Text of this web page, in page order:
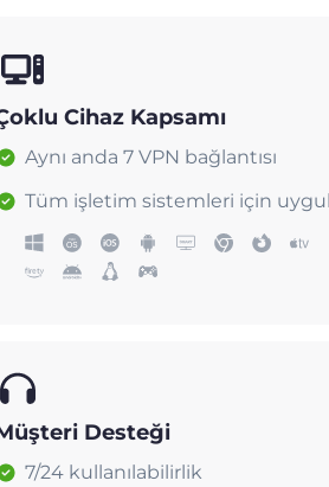
Cihaz Kapsamı
Aynı anda 7 VPN bağlantısı
Tüm işletim sistemleri için
Desteği
7/24 kullanılabilirlik